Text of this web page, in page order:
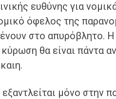
ευθύνης για
όφελος της
στο απυρόβλητο. Η
θα είναι πάντα
μόνο στην